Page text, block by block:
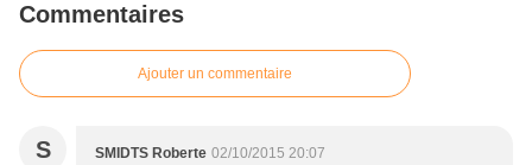
Commentaires
Ajouter un commentaire
S SMIDTS Roberte 02/10/2015 20:07